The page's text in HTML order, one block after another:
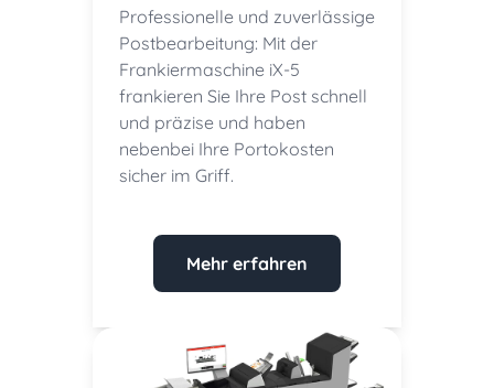
Professionelle und zuverlässige
Postbearbeitung: Mit der
Frankiermaschine iX-5
frankieren Sie Ihre Post schnell
und präzise und haben
nebenbei Ihre Portokosten
sicher im Griff.
Mehr erfahren